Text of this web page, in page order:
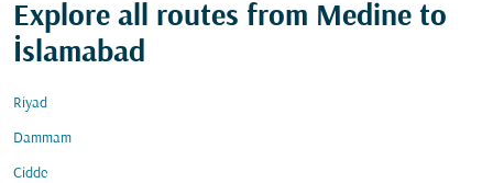
Explore all routes from Medine to
İslamabad
Riyad
Dammam
Cidde